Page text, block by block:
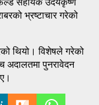
भ्रष्टाचार गरेको
थियो। विशेषले गरेको
अदालतमा पुनरावेदन